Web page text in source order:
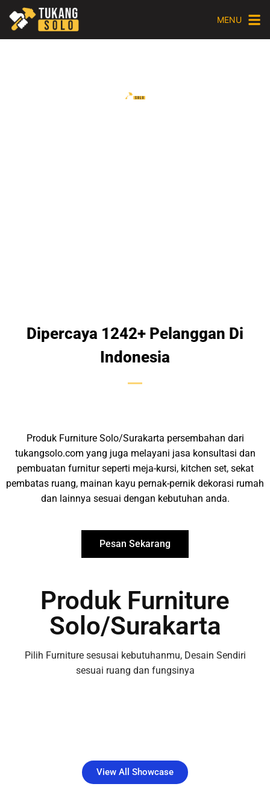
MENU
Dipercaya 1242+ Pelanggan Di
Indonesia
Produk Furniture Solo/Surakarta persembahan dari
tukangsolo.com yang juga melayani jasa konsultasi dan
pembuatan furnitur seperti meja-kursi, kitchen set, sekat
pembatas ruang, mainan kayu pernak-pernik dekorasi rumah
dan lainnya sesuai dengan kebutuhan anda.
Pesan Sekarang
Produk Furniture
Solo/Surakarta
Pilih Furniture sesusai kebutuhanmu, Desain Sendiri
sesuai ruang dan fungsinya
View All Showcase